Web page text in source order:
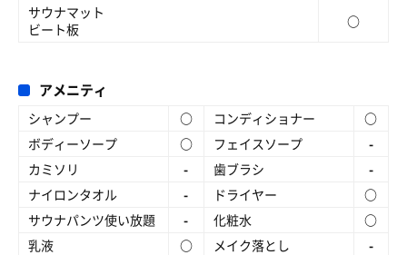
サウナマット
ビート板
○
アメニティ
シャンプー ○ コンディショナー
○
ボディーソープ
○ フェイスソープ
-
カミソリ
- 歯ブラシ
-
ナイロンタオル
- ドライヤー
○
サウナパンツ使い放題
- 化粧水
○
乳液
○ メイク落とし
-